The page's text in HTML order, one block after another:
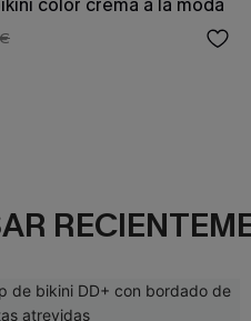
color crema a la moda